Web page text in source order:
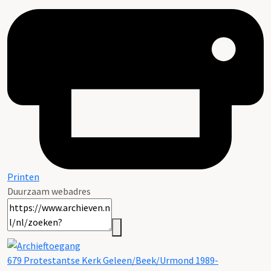
Printen
Duurzaam webadres
679 Protestantse Kerk Geleen/Beek/Urmond 1989-